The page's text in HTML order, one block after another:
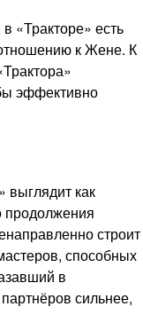
«Тракторе» есть
к Жене. К
эффективно
выглядит как
продолжения
строит
способных
в
сильнее,